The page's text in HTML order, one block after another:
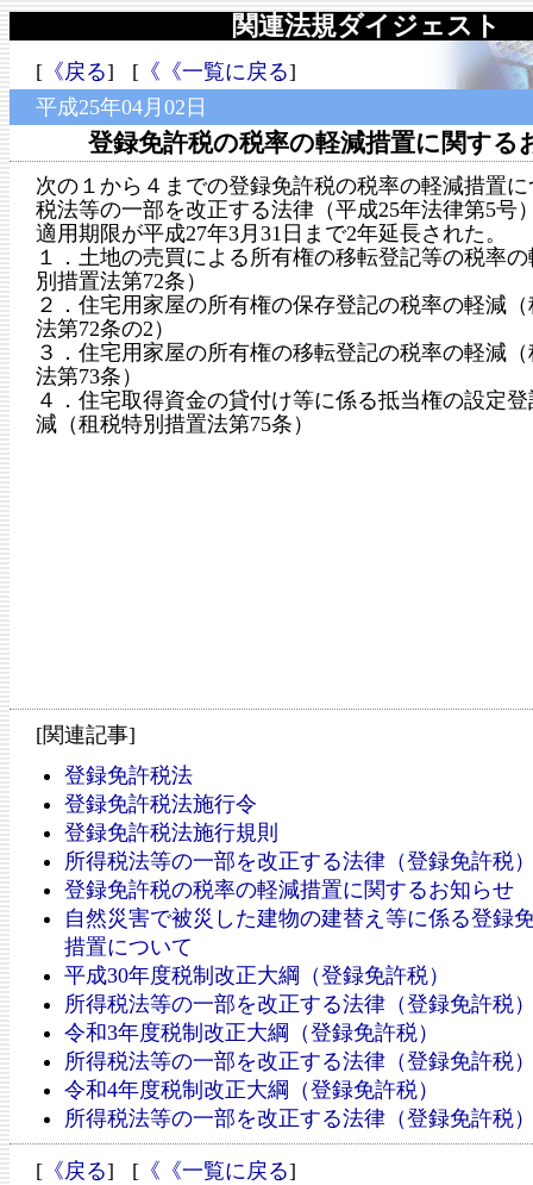
関連法規ダイジェスト
[《戻る] [《《一覧に戻る]
平成25年04月02日
登録免許税の税率の軽減措置に関する
次の１から４までの登録免許税の税率の軽減措置
税法等の一部を改正する法律（平成25年法律第5号
適用期限が平成27年3月31日まで2年延長された。
１．土地の売買による所有権の移転登記等の税率
別措置法第72条）
２．住宅用家屋の所有権の保存登記の税率の軽減
法第72条の2）
３．住宅用家屋の所有権の移転登記の税率の軽減
法第73条）
４．住宅取得資金の貸付け等に係る抵当権の設定
減（租税特別措置法第75条）
[関連記事]
登録免許税法
登録免許税法施行令
登録免許税法施行規則
所得税法等の一部を改正する法律（登録免許税
登録免許税の税率の軽減措置に関するお知らせ
自然災害で被災した建物の建替え等に係る登録
措置について
平成30年度税制改正大綱（登録免許税）
所得税法等の一部を改正する法律（登録免許税
令和3年度税制改正大綱（登録免許税）
所得税法等の一部を改正する法律（登録免許税
令和4年度税制改正大綱（登録免許税）
所得税法等の一部を改正する法律（登録免許税
[《戻る] [《《一覧に戻る]